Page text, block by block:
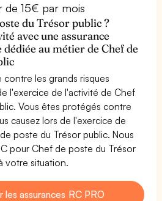
de 15€ par mois
du Trésor public ?
avec une assurance
au métier de Chef de
les grands risques
l'exercice de l'activité de Chef
Vous êtes protégés contre
causez lors de l'exercice de
poste du Trésor public. Nous
pour Chef de poste du Trésor
votre situation.
les assurances RC PRO